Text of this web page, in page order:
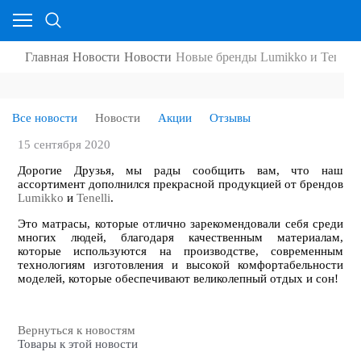
Главная Новости Новости Новые бренды Lumikko и Tenelli
Все новости Новости Акции Отзывы
15 сентября 2020
Дорогие Друзья, мы рады сообщить вам, что наш
ассортимент дополнился прекрасной продукцией от брендов
Lumikko и Tenelli.
Это матрасы, которые отлично зарекомендовали себя среди
многих людей, благодаря качественным материалам,
которые используются на производстве, современным
технологиям изготовления и высокой комфортабельности
моделей, которые обеспечивают великолепный отдых и сон!
Вернуться к новостям
Товары к этой новости